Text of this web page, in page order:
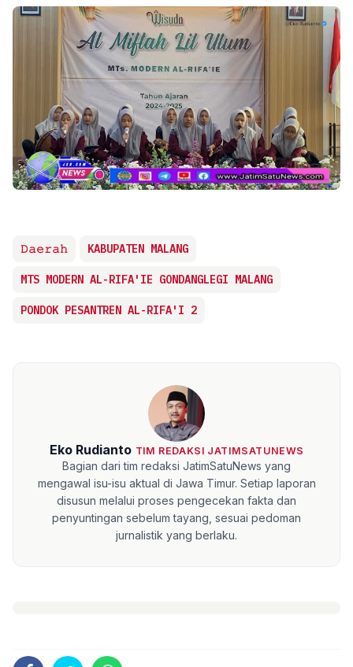
𝙳𝚊𝚎𝚛𝚊𝚑 KABUPATEN MALANG
MTS MODERN AL-RIFA'IE GONDANGLEGI MALANG
PONDOK PESANTREN AL-RIFA'I 2
Eko Rudianto TIM REDAKSI JATIMSATUNEWS
Bagian dari tim redaksi JatimSatuNews yang
mengawal isu-isu aktual di Jawa Timur. Setiap laporan
disusun melalui proses pengecekan fakta dan
penyuntingan sebelum tayang, sesuai pedoman
jurnalistik yang berlaku.